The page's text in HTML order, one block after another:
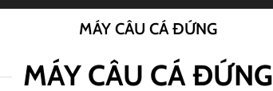
MÁY CÂU CÁ ĐỨNG
MÁY CÂU CÁ ĐỨNG